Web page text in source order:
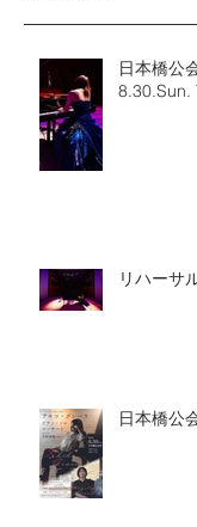
日本橋公
8.30.Sun.
リハーサ
日本橋公